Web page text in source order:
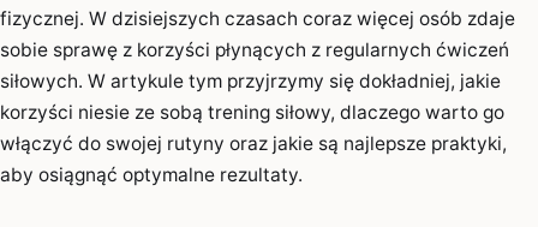
fizycznej. W dzisiejszych czasach coraz więcej osób zdaje
sobie sprawę z korzyści płynących z regularnych ćwiczeń
siłowych. W artykule tym przyjrzymy się dokładniej, jakie
korzyści niesie ze sobą trening siłowy, dlaczego warto go
włączyć do swojej rutyny oraz jakie są najlepsze praktyki,
aby osiągnąć optymalne rezultaty.